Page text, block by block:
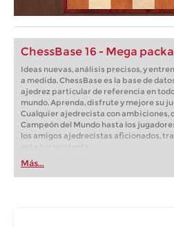
ChessBase 16 - Mega
Ideas nuevas, análisis precisos, y
a medida. ChessBase es la base de
ajedrez particular de referencia en
mundo. Aprenda, disfrute y mejore su
Cualquier ajedrecista con ambiciones,
Campeón del Mundo hasta los
los amigos ajedrecistas aficionados,
Más...